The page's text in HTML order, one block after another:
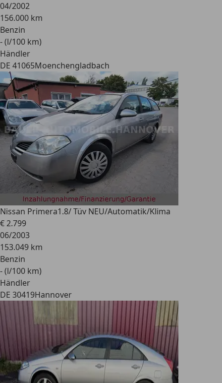
04/2002
156.000 km
Benzin
- (l/100 km)
Händler
DE 41065Moenchengladbach
Nissan Primera1.8/ Tüv NEU/Automatik/Klima
€ 2.799
06/2003
153.049 km
Benzin
- (l/100 km)
Händler
DE 30419Hannover